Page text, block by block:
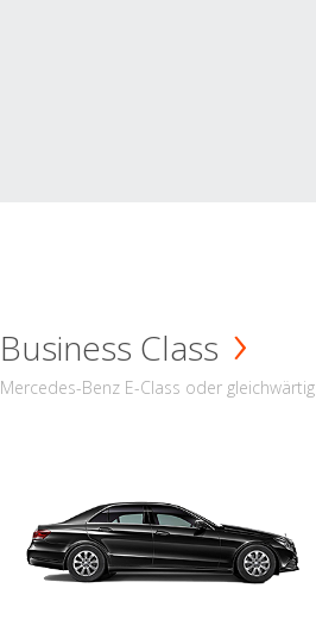
Business Class
Mercedes-Benz E-Class oder gleichwärtig